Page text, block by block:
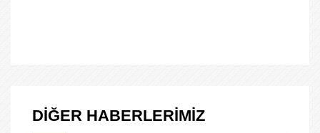
DİĞER HABERLERİMİZ